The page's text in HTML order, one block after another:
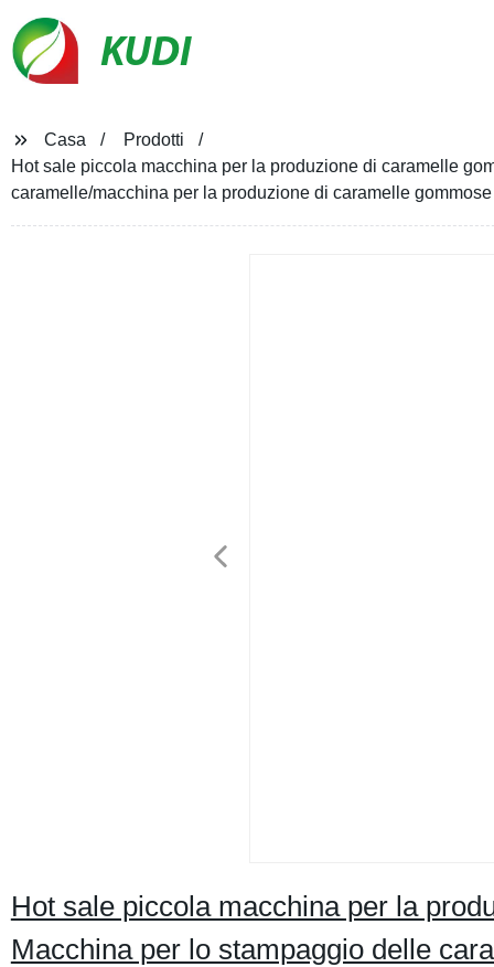
KUDI
Casa
Prodotti
Hot sale piccola macchina per la produzione di caramelle
caramelle/macchina per la produzione di caramelle gommose
Hot sale piccola macchina per la
Macchina per lo stampaggio delle